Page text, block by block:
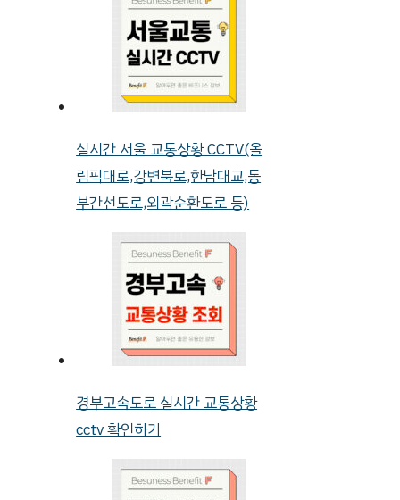
실시간 서울 교통상황 CCTV(올
림픽대로,강변북로,한남대교,동
부간선도로,외곽순환도로 등)
경부고속도로 실시간 교통상황
cctv 확인하기